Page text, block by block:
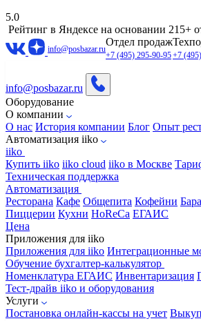
5.0
Рейтинг в Яндексе на основании 215+
info@posbazar.ru
Отдел продаж
+7 (495) 295-90-95+7
info@posbazar.ru
Оборудование
О компании
О нас История компании Блог Опыт
Автоматизация iiko
iiko
Купить iiko iiko cloud iiko в Москве
Техническая поддержка
Автоматизация
Ресторана Кафе Общепита Кофейни Бара
Пиццерии Кухни HoReCa ЕГАИС
Цена
Приложения для iiko
Приложения для iiko Интеграционные
Обучение бухгалтер-калькулятор
Номенклатура ЕГАИС Инвентаризация
Тест-драйв iiko и оборудования
Услуги
Постановка онлайн-кассы на учет